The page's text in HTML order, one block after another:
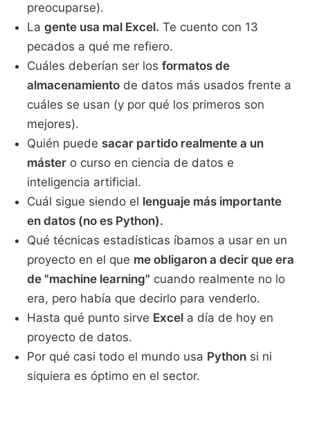
preocuparse).
Lagente usa mal Excel. Te cuento con 13
pecados a qué me refiero.
Cuáles deberían ser losformatos de
almacenamiento de datos más usados frente a
cuáles se usan (y por qué los primeros son
mejores).
Quién puede sacar partido realmente a un
máster o curso en ciencia de datos e
inteligencia artificial.
Cuál sigue siendo el lenguaje más importante
en datos (no es Python).
Qué técnicas estadísticas íbamos a usar en un
proyecto en el que me obligaron a decir que era
de "machine learning" cuando realmente no lo
era, pero había que decirlo para venderlo.
Hasta qué punto sirve Excel a día de hoy en
proyecto de datos.
Por qué casi todo el mundo usa Python si ni
siquiera es óptimo en el sector.